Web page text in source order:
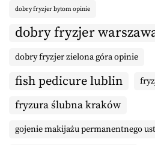
dobry fryzjer bytom opinie
dobry fryzjer
dobry fryzjer zielona góra opinie
fish pedicure lublin
fryzura ślubna kraków
gojenie makijażu permanentnego ust